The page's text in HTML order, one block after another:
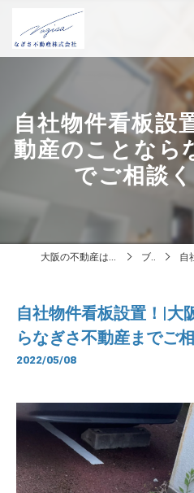
自社物件看板設
動産のことなら
でご相談
大阪の不動産はなぎさ不動産株式会社 ブログ 自社
自社物件看板設置！|大
らなぎさ不動産までご
2022/05/08